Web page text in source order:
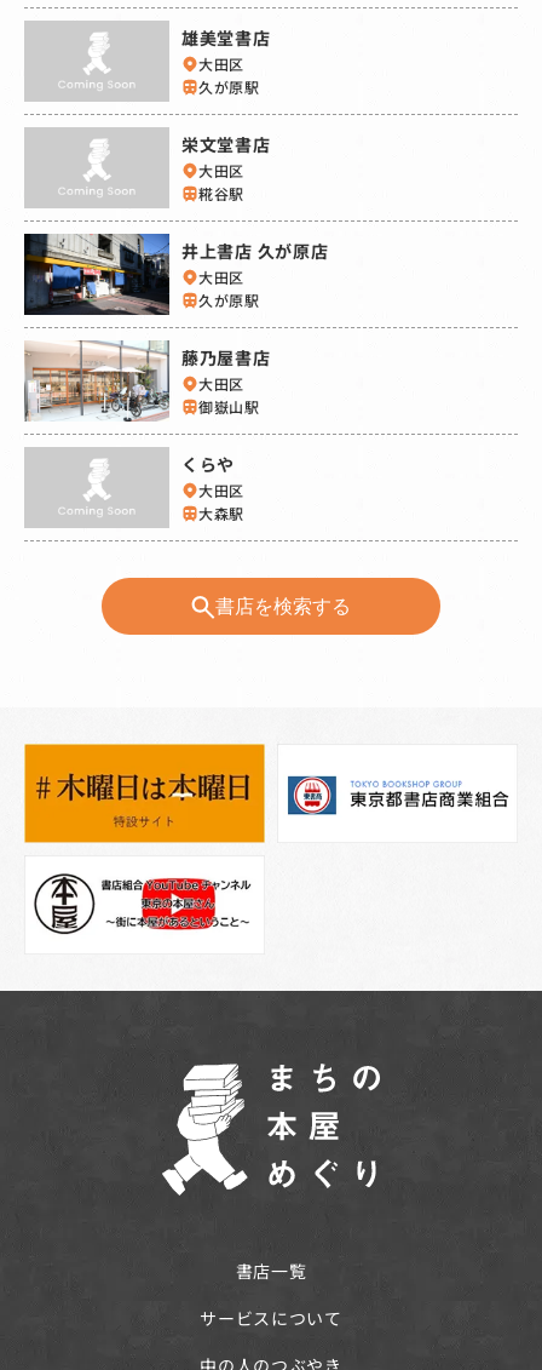
雄美堂書店
大田区
久が原駅
栄文堂書店
大田区
糀谷駅
井上書店 久が原店
大田区
久が原駅
藤乃屋書店
大田区
御嶽山駅
くらや
大田区
大森駅
書店を検索する
書店一覧
サービスについて